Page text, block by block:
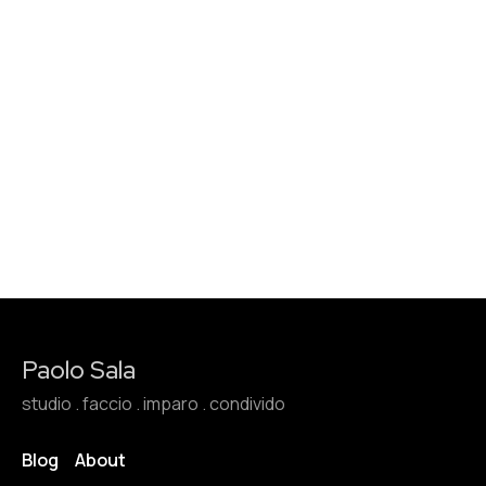
Paolo Sala
studio . faccio . imparo . condivido
Blog About